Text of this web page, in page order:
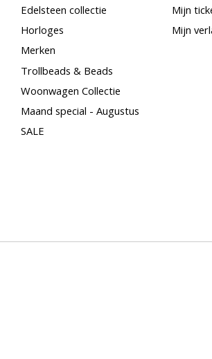
Edelsteen collectie
Horloges
Merken
Trollbeads & Beads
Woonwagen Collectie
Maand special - Augustus
SALE
Mijn
Mijn